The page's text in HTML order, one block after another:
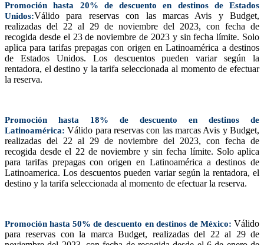
Promoción hasta 20% de descuento en destinos de Estados
Unidos:Válido para reservas con las marcas Avis y Budget,
realizadas del 22 al 29 de noviembre del 2023, con fecha de
recogida desde el 23 de noviembre de 2023 y sin fecha límite. Solo
aplica para tarifas prepagas con origen en Latinoamérica a destinos
de Estados Unidos. Los descuentos pueden variar según la
rentadora, el destino y la tarifa seleccionada al momento de efectuar
la reserva.
Promoción hasta 18% de descuento en destinos de
Latinoamérica: Válido para reservas con las marcas Avis y Budget,
realizadas del 22 al 29 de noviembre del 2023, con fecha de
recogida desde el 22 de noviembre y sin fecha límite. Solo aplica
para tarifas prepagas con origen en Latinoamérica a destinos de
Latinoamerica. Los descuentos pueden variar según la rentadora, el
destino y la tarifa seleccionada al momento de efectuar la reserva.
Promoción hasta 50% de descuento en destinos de México: Válido
para reservas con la marca Budget, realizadas del 22 al 29 de